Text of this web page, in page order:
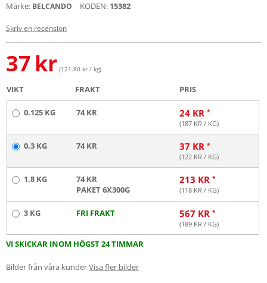
Märke: BELCANDO KODEN: 15382
Skriv en recension
37kr (121.80 kr / kg)
VIKT FRAKT PRIS
0.125 KG 74 KR 24 KR
(187 KR / KG)
0.3 KG 74 KR 37 KR
(122 KR / KG)
1.8 KG
74 KR
PAKET 6X300G
213 KR
(118 KR / KG)
3 KG FRI FRAKT 567 KR
(189 KR / KG)
VI SKICKAR INOM HÖGST 24 TIMMAR
Bilder från våra kunderVisa fler bilder